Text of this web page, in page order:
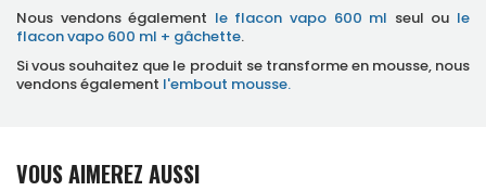
Nous vendons également le flacon vapo 600 ml seul ou le
flacon vapo 600 ml + gâchette.
Si vous souhaitez que le produit se transforme en mousse, nous
vendons également l'embout mousse.
VOUS AIMEREZ AUSSI